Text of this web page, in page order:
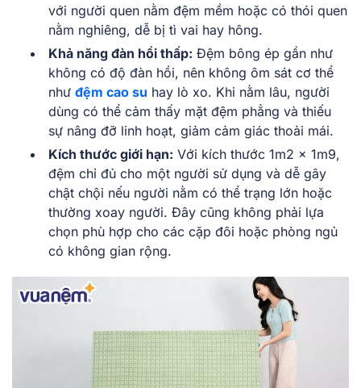
với người quen nằm đệm mềm hoặc có thói quen
nằm nghiêng, dễ bị tì vai hay hông.
Khả năng đàn hồi thấp: Đệm bông ép gần như
không có độ đàn hồi, nên không ôm sát cơ thể
như đệm cao su hay lò xo. Khi nằm lâu, người
dùng có thể cảm thấy mặt đệm phẳng và thiếu
sự nâng đỡ linh hoạt, giảm cảm giác thoải mái.
Kích thước giới hạn: Với kích thước 1m2 x 1m9,
đệm chỉ đủ cho một người sử dụng và dễ gây
chật chội nếu người nằm có thể trạng lớn hoặc
thường xoay người. Đây cũng không phải lựa
chọn phù hợp cho các cặp đôi hoặc phòng ngủ
có không gian rộng.